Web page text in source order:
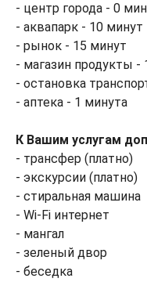
- центр города - 0
- аквапарк - 10 минут
- рынок - 15 минут
- магазин продукты -
- остановка
- аптека - 1 минута
К Вашим услугам
- трансфер (платно)
- экскурсии (платно)
- стиральная машина
- Wi-Fi интернет
- мангал
- зеленый двор
- беседка